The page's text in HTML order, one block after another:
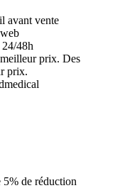
avant vente
48h
Des
prix.
de réduction